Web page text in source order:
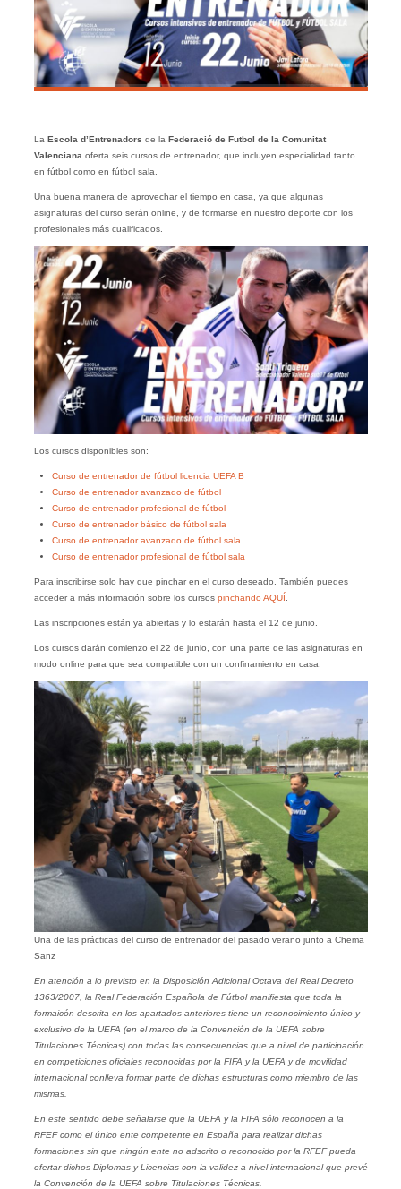
La Escola d’Entrenadors de la Federació de Futbol de la Comunitat
Valenciana oferta seis cursos de entrenador, que incluyen especialidad tanto
en fútbol como en fútbol sala.
Una buena manera de aprovechar el tiempo en casa, ya que algunas
asignaturas del curso serán online, y de formarse en nuestro deporte con los
profesionales más cualificados.
Los cursos disponibles son:
Curso de entrenador de fútbol licencia UEFA B
Curso de entrenador avanzado de fútbol
Curso de entrenador profesional de fútbol
Curso de entrenador básico de fútbol sala
Curso de entrenador avanzado de fútbol sala
Curso de entrenador profesional de fútbol sala
Para inscribirse solo hay que pinchar en el curso deseado. También puedes
acceder a más información sobre los cursos pinchando AQUÍ
Las inscripciones están ya abiertas y lo estarán hasta el 12 de junio.
Los cursos darán comienzo el 22 de junio, con una parte de las asignaturas en
modo online para que sea compatible con un confinamiento en casa.
Una de las prácticas del curso de entrenador del pasado verano junto a Chema
Sanz
En atención a lo previsto en la Disposición Adicional Octava del Real Decreto
1363/2007, la Real Federación Española de Fútbol manifiesta que toda la
formaicón descrita en los apartados anteriores tiene un reconocimiento único y
exclusivo de la UEFA (en el marco de la Convención de la UEFA sobre
Titulaciones Técnicas) con todas las consecuencias que a nivel de participación
en competiciones oficiales reconocidas por la FIFA y la UEFA y de movilidad
internacional conlleva formar parte de dichas estructuras como miembro de las
mismas.
En este sentido debe señalarse que la UEFA y la FIFA sólo reconocen a la
RFEF como el único ente competente en España para realizar dichas
formaciones sin que ningún ente no adscrito o reconocido por la RFEF pueda
ofertar dichos Diplomas y Licencias con la validez a nivel internacional que prevé
la Convención de la UEFA sobre Titulaciones Técnicas.